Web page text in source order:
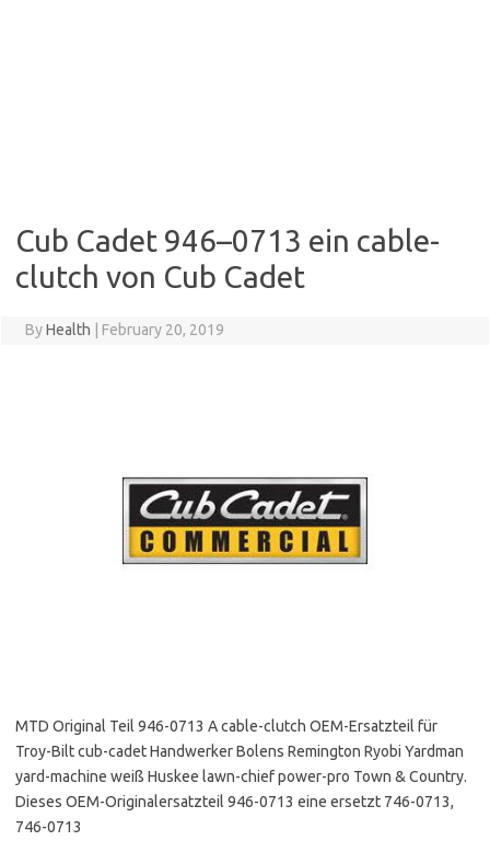
Cub Cadet 946–0713 ein cable-
clutch von Cub Cadet
ByHealth February 20, 2019
MTD Original Teil 946-0713 A cable-clutch OEM-Ersatzteil für
Troy-Bilt cub-cadet Handwerker Bolens Remington Ryobi Yardman
yard-machine weiß Huskee lawn-chief power-pro Town & Country.
Dieses OEM-Originalersatzteil 946-0713 eine ersetzt 746-0713,
746-0713